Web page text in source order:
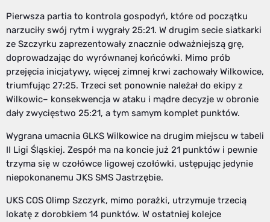
Pierwsza partia to kontrola gospodyń, które od początku
narzuciły swój rytm i wygrały 25:21. W drugim secie siatkarki
ze Szczyrku zaprezentowały znacznie odważniejszą grę,
doprowadzając do wyrównanej końcówki. Mimo prób
przejęcia inicjatywy, więcej zimnej krwi zachowały Wilkowice,
triumfując 27:25. Trzeci set ponownie należał do ekipy z
Wilkowic– konsekwencja w ataku i mądre decyzje w obronie
dały zwycięstwo 25:21, a tym samym komplet punktów.
Wygrana umacnia GLKS Wilkowice na drugim miejscu w tabeli
II Ligi Śląskiej. Zespół ma na koncie już 21 punktów i pewnie
trzyma się w czołówce ligowej czołówki, ustępując jedynie
niepokonanemu JKS SMS Jastrzębie.
UKS COS Olimp Szczyrk, mimo porażki, utrzymuje trzecią
lokatę z dorobkiem 14 punktów. W ostatniej kolejce